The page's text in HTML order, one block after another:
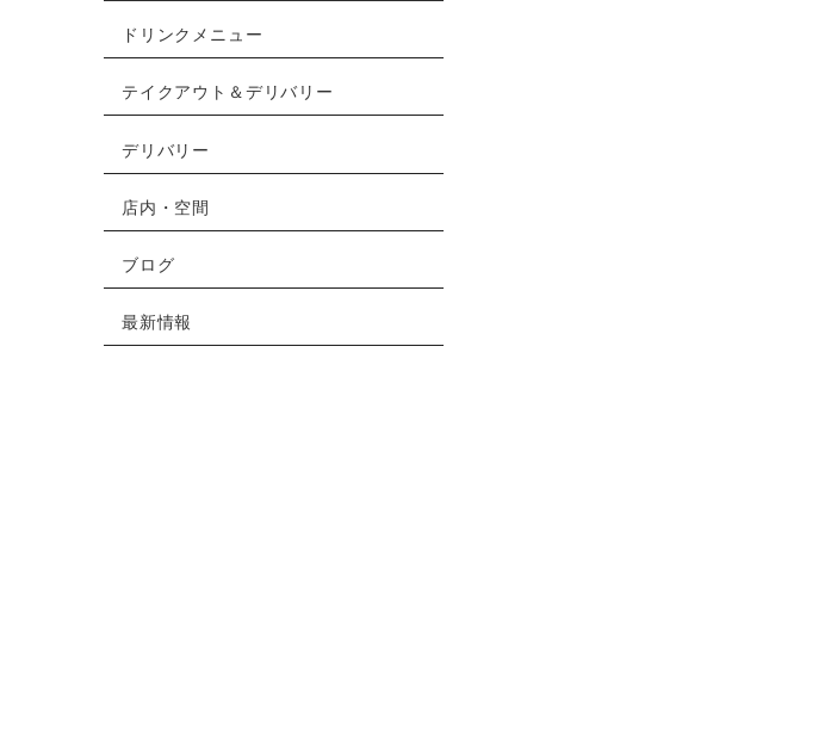
ドリンクメニュー
テイクアウト＆デリバリー
デリバリー
店内・空間
ブログ
最新情報